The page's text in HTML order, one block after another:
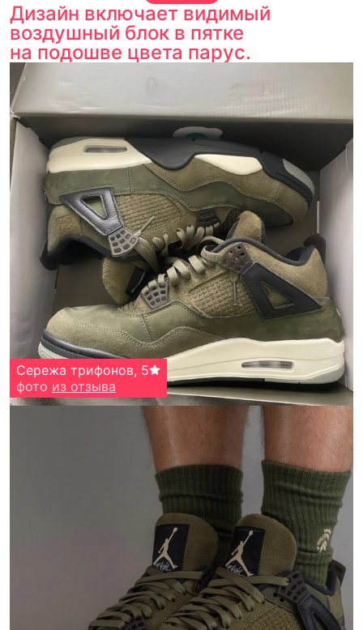
Дизайн включает видимый
воздушный блок в пятке
на подошве цвета парус.
Сережа трифонов, 5
фото из отзыва